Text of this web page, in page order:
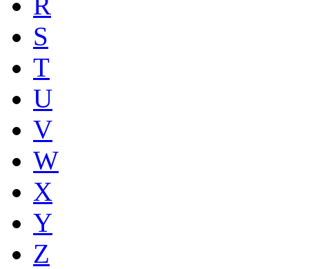
S
T
U
V
W
X
Y
Z